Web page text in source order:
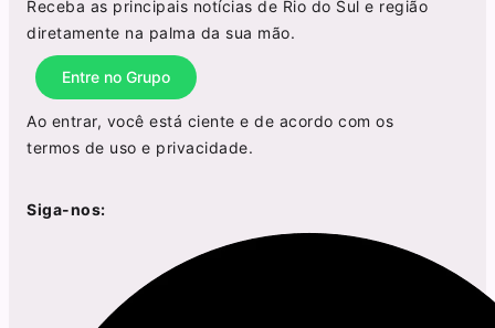
Receba as principais notícias de Rio do Sul e região
diretamente na palma da sua mão.
Entre no Grupo
Ao entrar, você está ciente e de acordo com os
termos de uso e privacidade.
Siga-nos: